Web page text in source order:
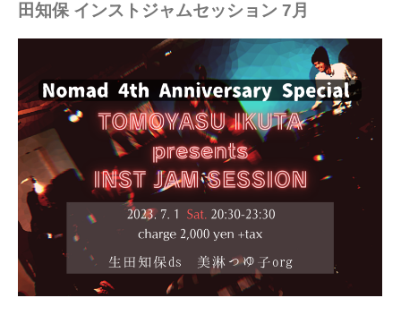
田知保 インストジャムセッション 7月